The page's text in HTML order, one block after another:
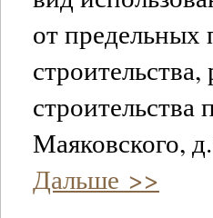
от предельных
Маяковского,
Дальше >>